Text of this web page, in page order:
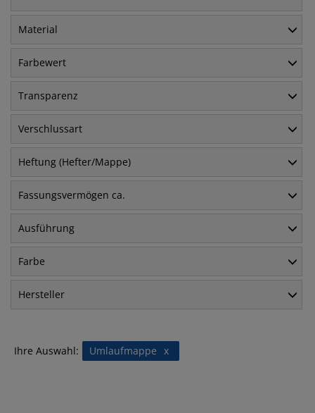
Material
Farbewert
Transparenz
Verschlussart
Heftung (Hefter/Mappe)
Fassungsvermögen ca.
Ausführung
Farbe
Hersteller
Ihre Auswahl: x
Umlaufmappe